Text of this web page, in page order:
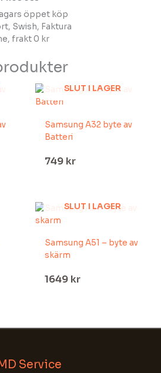
öppet köp
Swish, Faktura
frakt 0 kr
SLUT I LAGER
Samsung A32 byte av
Batteri
749 kr
SLUT I LAGER
Samsung A51 – byte av
skärm
1649 kr
Service